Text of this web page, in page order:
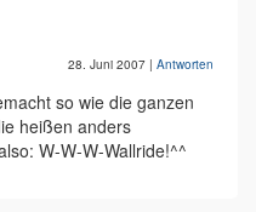
28. Juni 2007 | Antworten
so wie die ganzen
heißen anders
W-W-W-Wallride!^^